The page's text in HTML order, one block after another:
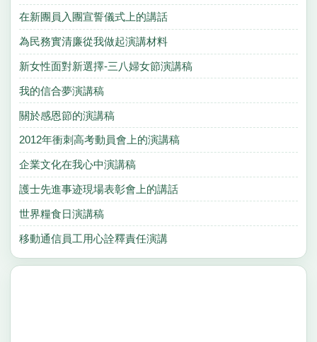
在新團員入團宣誓儀式上的講話
為民務實清廉從我做起演講材料
新女性面對新選擇-三八婦女節演講稿
我的信合夢演講稿
關於感恩節的演講稿
2012年衝刺高考動員會上的演講稿
企業文化在我心中演講稿
護士先進事迹現場表彰會上的講話
世界糧食日演講稿
移動通信員工用心詮釋責任演講